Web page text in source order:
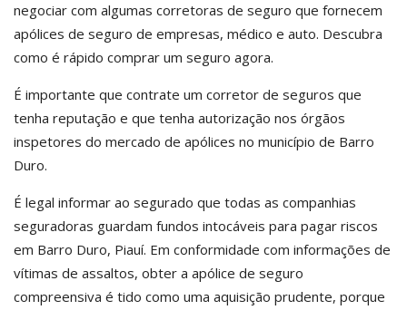
negociar com algumas corretoras de seguro que fornecem
apólices de seguro de empresas, médico e auto. Descubra
como é rápido comprar um seguro agora.
É importante que contrate um corretor de seguros que
tenha reputação e que tenha autorização nos órgãos
inspetores do mercado de apólices no município de Barro
Duro.
É legal informar ao segurado que todas as companhias
seguradoras guardam fundos intocáveis para pagar riscos
em Barro Duro, Piauí. Em conformidade com informações de
vítimas de assaltos, obter a apólice de seguro
compreensiva é tido como uma aquisição prudente, porque